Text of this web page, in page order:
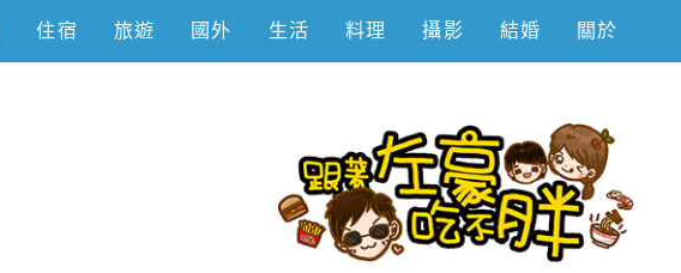
住宿 旅遊 國外 生活 料理 攝影 結婚 關於